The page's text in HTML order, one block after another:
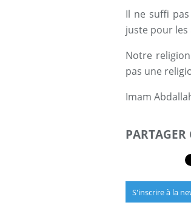
Il ne suffi
juste pour les
Notre
pas une
Imam
PARTAGER
S'inscrire à la